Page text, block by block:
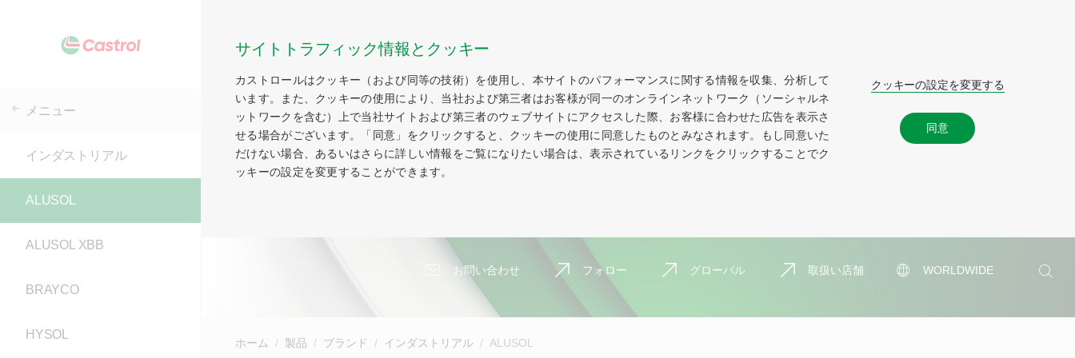
サイトトラフィック情報とクッキー
カストロールはクッキー（および同等の技術）を使用し、本サイトのパフォーマンスに関する情報を収集、分析して
います。また、クッキーの使用により、当社および第三者はお客様が同一のオンラインネットワーク（ソーシャルネ
ットワークを含む）上で当社サイトおよび第三者のウェブサイトにアクセスした際、お客様に合わせた広告を表示さ
せる場合がございます。「同意」をクリックすると、クッキーの使用に同意したものとみなされます。もし同意いた
だけない場合、あるいはさらに詳しい情報をご覧になりたい場合は、表示されているリンクをクリックすることでク
ッキーの設定を変更することができます。
クッキーの設定を変更する
同意
お問い合わせ フォロー グローバル 取扱い店舗
WORLDWIDE
検
メニュー
インダストリアル
ALUSOL
ALUSOL XBB
BRAYCO
HYSOL
ホーム 製品 ブランド インダストリアル ALUSOL